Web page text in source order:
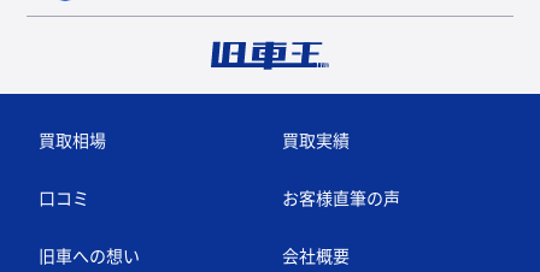
買取相場 買取実績
口コミ お客様直筆の声
旧車への想い 会社概要